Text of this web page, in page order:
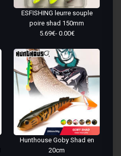
ESFISHING leurre souple
poire shad 150mm
5.69€- 0.00€
Hunthouse Goby Shad en
20cm